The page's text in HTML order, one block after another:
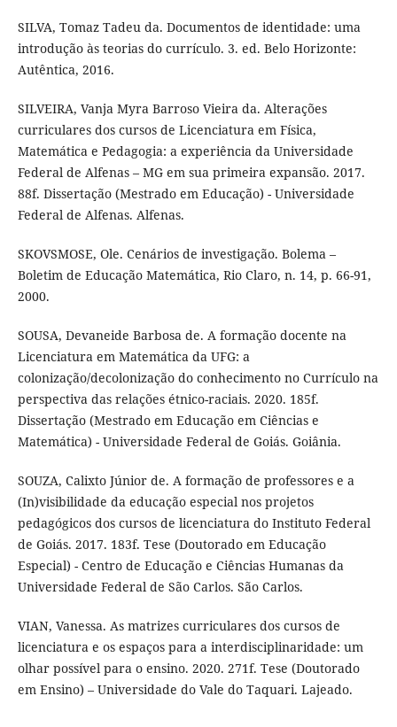
SILVA, Tomaz Tadeu da. Documentos de identidade: uma
introdução às teorias do currículo. 3. ed. Belo Horizonte:
Autêntica, 2016.
SILVEIRA, Vanja Myra Barroso Vieira da. Alterações
curriculares dos cursos de Licenciatura em Física,
Matemática e Pedagogia: a experiência da Universidade
Federal de Alfenas – MG em sua primeira expansão. 2017.
88f. Dissertação (Mestrado em Educação) - Universidade
Federal de Alfenas. Alfenas.
SKOVSMOSE, Ole. Cenários de investigação. Bolema –
Boletim de Educação Matemática, Rio Claro, n. 14, p. 66-91,
2000.
SOUSA, Devaneide Barbosa de. A formação docente na
Licenciatura em Matemática da UFG: a
colonização/decolonização do conhecimento no Currículo na
perspectiva das relações étnico-raciais. 2020. 185f.
Dissertação (Mestrado em Educação em Ciências e
Matemática) - Universidade Federal de Goiás. Goiânia.
SOUZA, Calixto Júnior de. A formação de professores e a
(In)visibilidade da educação especial nos projetos
pedagógicos dos cursos de licenciatura do Instituto Federal
de Goiás. 2017. 183f. Tese (Doutorado em Educação
Especial) - Centro de Educação e Ciências Humanas da
Universidade Federal de São Carlos. São Carlos.
VIAN, Vanessa. As matrizes curriculares dos cursos de
licenciatura e os espaços para a interdisciplinaridade: um
olhar possível para o ensino. 2020. 271f. Tese (Doutorado
em Ensino) – Universidade do Vale do Taquari. Lajeado.